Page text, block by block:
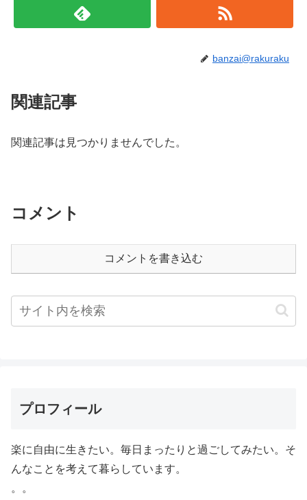
banzai@rakuraku
関連記事
関連記事は見つかりませんでした。
コメント
コメントを書き込む
プロフィール
楽に自由に生きたい。毎日まったりと過ごしてみたい。そ
んなことを考えて暮らしています。
。。